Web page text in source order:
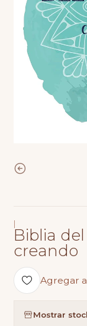
Biblia
creando
Agregar
Mostrar